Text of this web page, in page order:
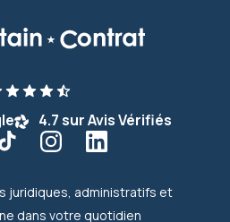
4.7 sur Avis Vérifiés
juridiques, administratifs et
dans votre quotidien